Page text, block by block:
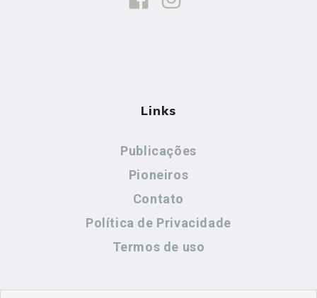
Links
Publicações
Pioneiros
Contato
Política de Privacidade
Termos de uso